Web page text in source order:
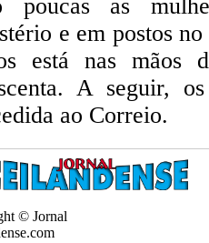
poucas as
e em postos
está nas mãos
A seguir,
ao Correio.
© Jornal